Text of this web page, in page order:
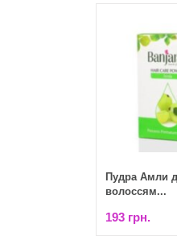
Пудра Амли
волоссям...
193 грн.